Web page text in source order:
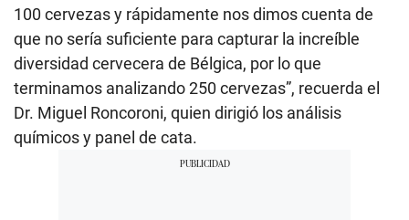
100 cervezas y rápidamente nos dimos cuenta de
que no sería suficiente para capturar la increíble
diversidad cervecera de Bélgica, por lo que
terminamos analizando 250 cervezas”, recuerda el
Dr. Miguel Roncoroni, quien dirigió los análisis
químicos y panel de cata.